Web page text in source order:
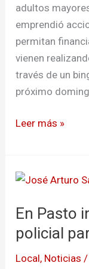
adultos
emprendió
permitan
vienen
través de un
próximo
Leer más »
En Pasto
policial
Local, Noticias
En
incrementan
la
fuerza
policial